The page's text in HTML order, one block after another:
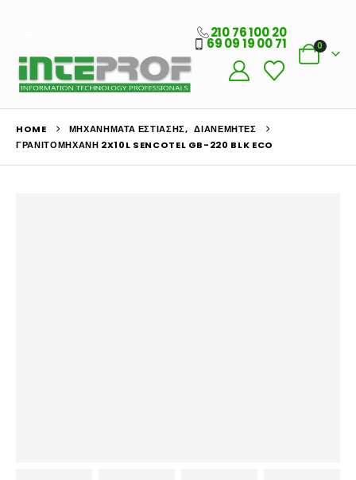
210 76 100 20
69 09 19 00 71 0
HOME ΜΗΧΑΝΉΜΑΤΑ ΕΣΤΊΑΣΗΣ, ΔΙΑΝΕΜΗΤΈΣ
ΓΡΑΝΙΤΟΜΗΧΑΝΉ 2X10L SENCOTEL GB-220 BLK ECO